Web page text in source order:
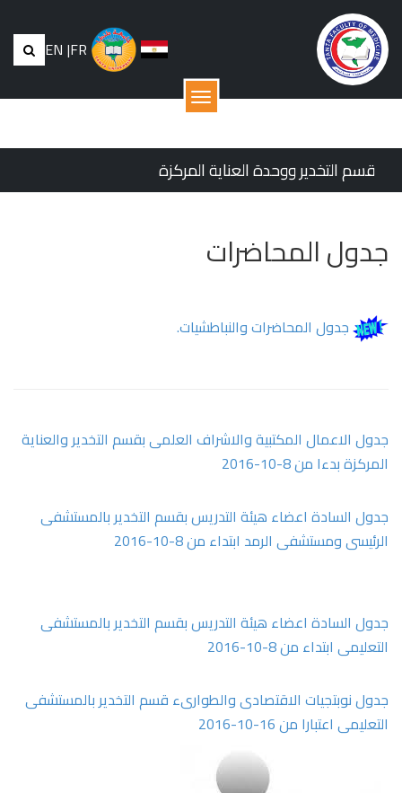
EN |FR
القائمة
قسم التخدير ووحدة العناية المركزة
جدول المحاضرات
جدول المحاضرات والنباطشيات.
جدول الاعمال المكتبية والاشراف العلمى بقسم التخدير والعناية
المركزة بدءا من 8-10-2016
جدول السادة اعضاء هيئة التدريس بقسم التخدير بالمستشفى
الرئيسى ومستشفى الرمد ابتداء من 8-10-2016
جدول السادة اعضاء هيئة التدريس بقسم التخدير بالمستشفى
التعليمى ابتداء من 8-10-2016
جدول نوبتجيات الاقتصادى والطوارىء قسم التخدير بالمستشفى
التعليمى اعتبارا من 16-10-2016